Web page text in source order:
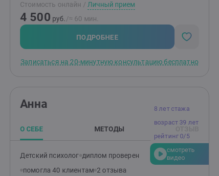
Стоимость онлайн / Личный прием
4 500 руб. /≈ 60 мин.
ПОДРОБНЕЕ
Записаться на 20-минутную консультацию бесплатно
8 лет стажа
возраст 39 лет
рейтинг 0/5
смотреть
видео
Анна
О СЕБЕ МЕТОДЫ
Детский психолог диплом проверен
помогла 40 клиентам 2 отзыва